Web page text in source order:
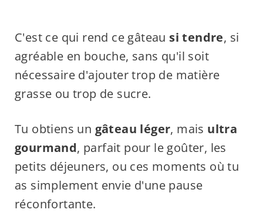
C'est ce qui rend ce gâteau si tendre, si
agréable en bouche, sans qu'il soit
nécessaire d'ajouter trop de matière
grasse ou trop de sucre.
Tu obtiens un gâteau léger, mais ultra
gourmand, parfait pour le goûter, les
petits déjeuners, ou ces moments où tu
as simplement envie d'une pause
réconfortante.